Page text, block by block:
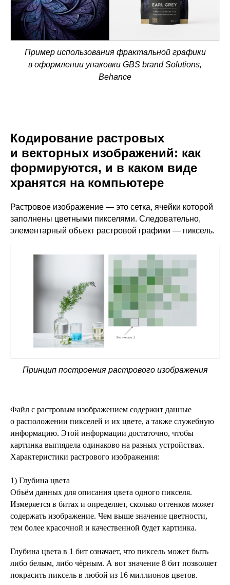
Пример использования фрактальной графики
в оформлении упаковки GBS brand Solutions,
Behance
Кодирование растровых
и векторных изображений: как
формируются, и в каком виде
хранятся на компьютере
Растровое изображение — это сетка, ячейки которой
заполнены цветными пикселями. Следовательно,
элементарный объект растровой графики — пиксель.
Принцип построения растрового изображения
Файл с растровым изображением содержит данные
о расположении пикселей и их цвете, а также служебную
информацию. Этой информации достаточно, чтобы
картинка выглядела одинаково на разных устройствах.
Характеристики растрового изображения:
1) Глубина цвета
Объём данных для описания цвета одного пикселя.
Измеряется в битах и определяет, сколько оттенков может
содержать изображение. Чем выше значение цветности,
тем более красочной и качественной будет картинка.
Глубина цвета в 1 бит означает, что пиксель может быть
либо белым, либо чёрным. А вот значение 8 бит позволяет
покрасить пиксель в любой из 16 миллионов цветов.